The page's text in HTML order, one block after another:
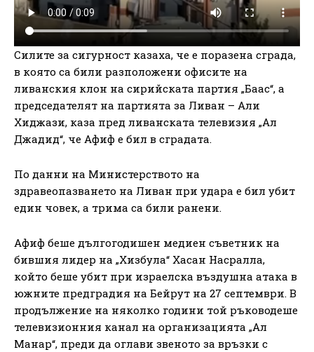
Силите за сигурност казаха, че е поразена сграда,
в която са били разположени офисите на
ливанския клон на сирийската партия „Баас“, а
председателят на партията за Ливан – Али
Хиджази, каза пред ливанската телевизия „Ал
Джадид“, че Афиф е бил в сградата.
По данни на Министерството на
здравеопазването на Ливан при удара е бил убит
един човек, а трима са били ранени.
Афиф беше дългогодишен медиен съветник на
бившия лидер на „Хизбула“ Хасан Насралла,
който беше убит при израелска въздушна атака в
южните предградия на Бейрут на 27 септември. В
продължение на няколко години той ръководеше
телевизионния канал на организацията „Ал
Манар“, преди да оглави звеното за връзки с